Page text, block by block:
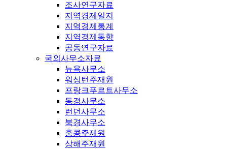
조사연구자료
지역경제일지
지역경제통계
지역경제동향
공동연구자료
국외사무소자료
뉴욕사무소
워싱턴주재원
프랑크푸르트사무소
동경사무소
런던사무소
북경사무소
홍콩주재원
상해주재원